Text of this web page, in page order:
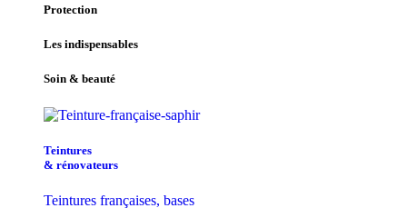
Protection
Les indispensables
Soin & beauté
Teintu​res
& r​é​novateurs
Teintures françaises, bases